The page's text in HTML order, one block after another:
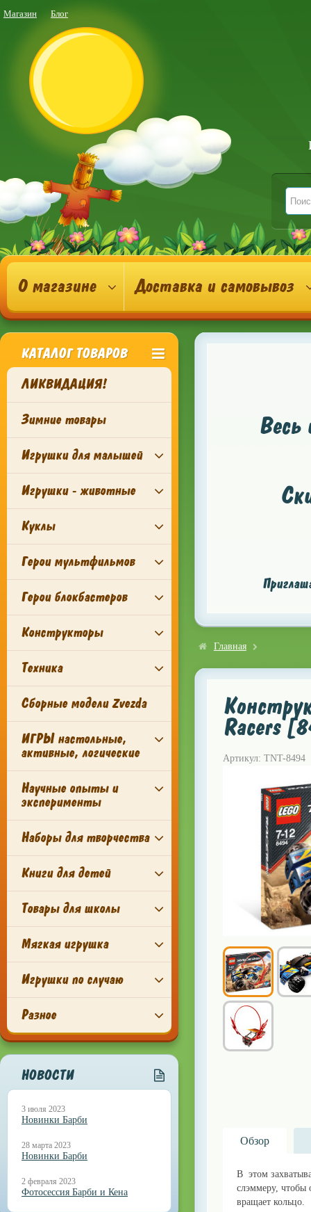
Магазин Блог
О магазине Доставка и самовывоз
КАТАЛОГ ТОВАРОВ
ЛИКВИДАЦИЯ!
Зимние товары
Игрушки для малышей
Игрушки - животные
Куклы
Герои мультфильмов
Герои блокбастеров
Конструкторы
Техника
Сборные модели Zvezda
ИГРЫ настольные,
активные, логические
Научные опыты и
эксперименты
Наборы для творчества
Книги для детей
Товары для школы
Мягкая игрушка
Игрушки по случаю
Разное
НОВОСТИ
3 июля 2023
Новинки Барби
28 марта 2023
Новинки Барби
2 февраля 2023
Фотосессия Барби и Кена
Весь
Главная
Racers
Артикул: TNT-8494
Обзор
В этом
слэммеру, чтобы
вращает кольцо.